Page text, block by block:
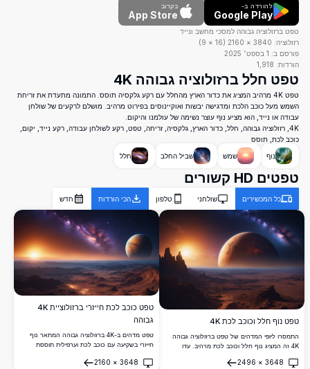
להורדה ב-
Google Play
בקרוב
App Store
טפט ברזולוציה גבוהה למסכי מחשב ונייד
רזולוציה: 3840
×
2160
(
16
×
9
)
פורסם ב: 1 בספט׳ 2025
הורדות: 1,918
טפט חלל ברזולוציה גבוהה 4K
טפט 4K מרהיב המציג את כדור הארץ מהחלל עם רקע גלקסיה תוסס. התמונה מתעדת את זריחת
השמש מעל כוכב הלכת ומדגישה יבשות ואוקיינוסים בפירוט מרהיב. מושלם לרקעים של שולחן
עבודה או נייד, הוא מציע נוף עוצר נשימה של עולמנו והיקום.
4K, רזולוציה גבוהה, חלל, כדור הארץ, גלקסיה, זריחה, טפט, רקע לשולחן עבודה, רקע נייד, יקום,
כוכב לכת, תוסס
נוף
שמש שביל החלב חלל
טפטים HD קשורים
כל המכשירים שולחני טלפון הכי הורדות חדש
טפט נוף חלל וכוכב לכת 4K
התמסרו ליופי המדהים של טפט ברזולוציה גבוהה
4K זה המציג נוף חלל וכוכב לכת מרהיב. עדו
זוהרת ושמיים מלאים בכוכבים, ויוצרים תמונה שלווה
3648
×
2496
פתח
טפט כוכב לכת חייזרי ברזולוציית 4K
גבוהה
טפט מדהים ב-4K ברזולוציה גבוהה המתאר נוף
חייזרי בשקיעה עם כוכב לכת וערפילית תוססת
את היופי של נוף מעולם אחר עם פרטים מורכבים
3648
×
2160
פתח